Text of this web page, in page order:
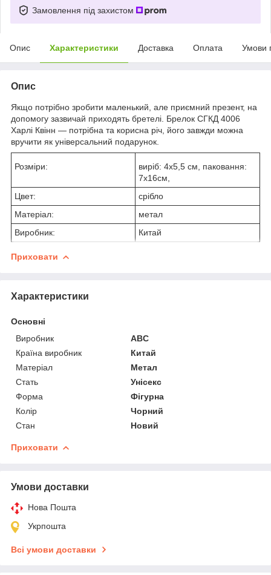
Замовлення під захистом
Опис Характеристики Доставка Оплата Умови
Опис
Якщо потрібно зробити маленький, але приємний презент, на
допомогу зазвичай приходять бретелі. Брелок СГКД 4006
Харлі Квінн — потрібна та корисна річ, його завжди можна
вручити як універсальний подарунок.
Розміри:
виріб: 4х5,5 см, паковання:
7х16см,
Цвет:
срібло
Матеріал:
метал
Виробник:
Китай
Приховати
Характеристики
Основні
Виробник
ABC
Країна виробник
Китай
Матеріал
Метал
Стать
Унісекс
Форма
Фігурна
Колір
Чорний
Стан
Новий
Приховати
Умови доставки
Нова Пошта
Укрпошта
Всі умови доставки